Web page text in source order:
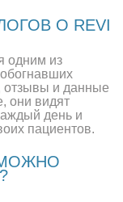
О REVI
одним из
отзывы и данные
они видят
день и
пациентов.
МОЖНО